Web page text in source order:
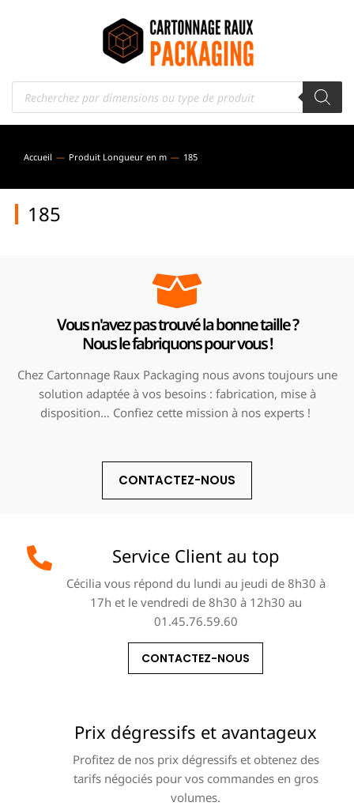
Vous êtes ici :
Accueil Produit Longueur en m 185
185
Vous n'avez pas trouvé la bonne taille ?
Nous le fabriquons pour vous !
Chez Cartonnage Raux Packaging nous avons toujours une
solution adaptée à vos besoins : fabrication, mise à
disposition… Confiez cette mission à nos experts !
CONTACTEZ-NOUS
Service Client au top
Cécilia vous répond du lundi au jeudi de 8h30 à
17h et le vendredi de 8h30 à 12h30 au
01.45.76.59.60
CONTACTEZ-NOUS
Prix dégressifs et avantageux
Profitez de nos prix dégressifs et obtenez des
tarifs négociés pour vos commandes en gros
volumes.